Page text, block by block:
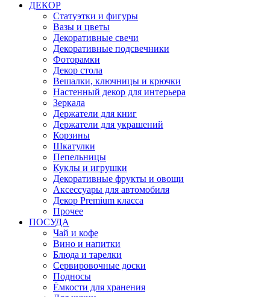
ДЕКОР
Статуэтки и фигуры
Вазы и цветы
Декоративные свечи
Декоративные подсвечники
Фоторамки
Декор стола
Вешалки, ключницы и крючки
Настенный декор для интерьера
Зеркала
Держатели для книг
Держатели для украшений
Корзины
Шкатулки
Пепельницы
Куклы и игрушки
Декоративные фрукты и овощи
Аксессуары для автомобиля
Декор Premium класса
Прочее
ПОСУДА
Чай и кофе
Вино и напитки
Блюда и тарелки
Сервировочные доски
Подносы
Ёмкости для хранения